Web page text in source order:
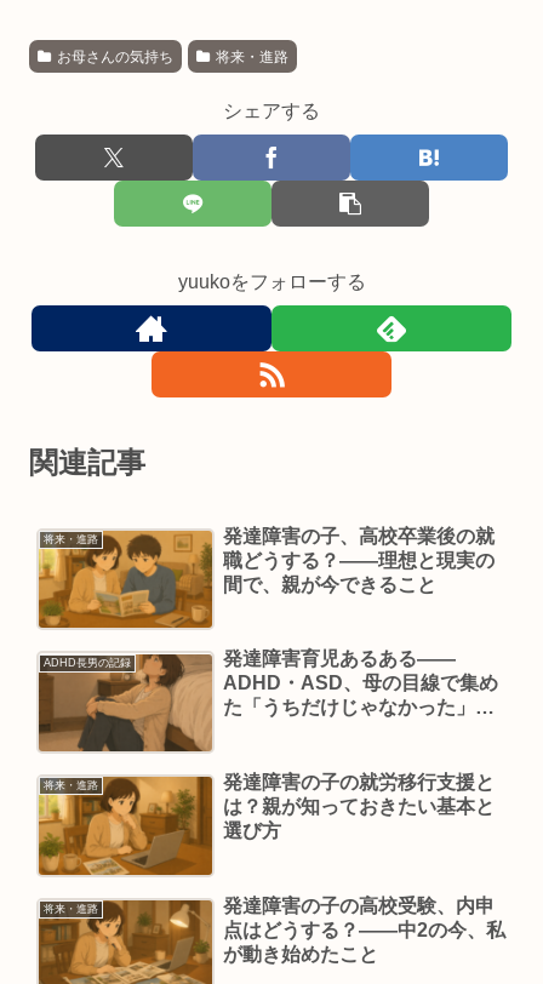
お母さんの気持ち 将来・進路
シェアする
yuukoをフォローする
関連記事
将来・進路
発達障害の子、高校卒業後の就
職どうする？——理想と現実の
間で、親が今できること
ADHD長男の記録
発達障害育児あるある——
ADHD・ASD、母の目線で集め
た「うちだけじゃなかった」場
将来・進路
発達障害の子の就労移行支援と
は？親が知っておきたい基本と
選び方
将来・進路
発達障害の子の高校受験、内申
点はどうする？——中2の今、私
が動き始めたこと